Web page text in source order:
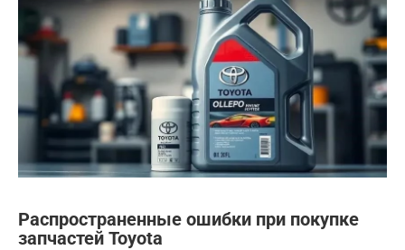
Распространенные ошибки при покупке
запчастей Toyota